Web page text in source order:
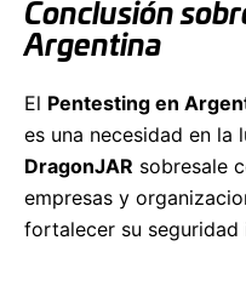
Conclusión
Argentina
El Pentesting en
es una necesidad en la
DragonJAR sobresale
empresas y
fortalecer su seguridad